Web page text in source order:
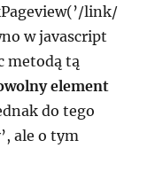
link/
w javascript
metodą tą
element
do tego
ale o tym